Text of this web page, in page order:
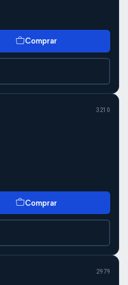
Comprar
3210
Comprar
2979